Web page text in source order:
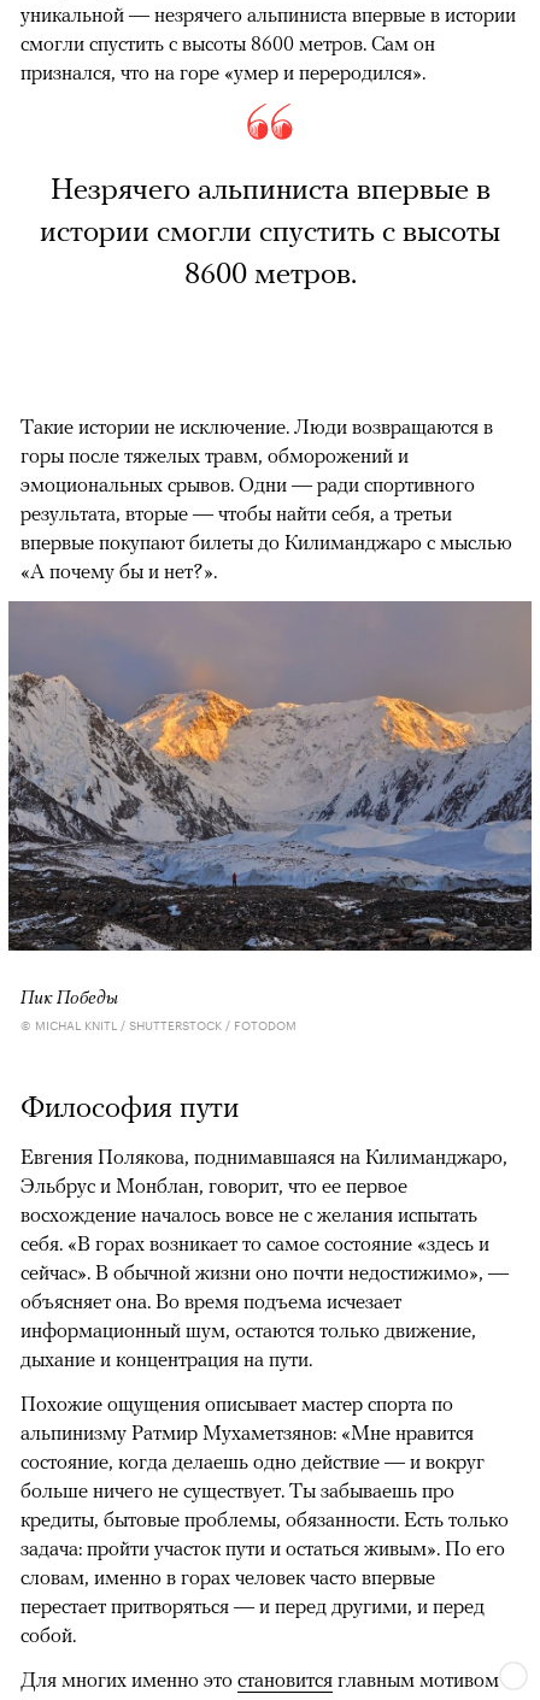
уникальной — незрячего альпиниста впервые в истории
смогли спустить с высоты 8600 метров. Сам он
признался, что на горе «умер и переродился».
Незрячего альпиниста впервые в
истории смогли спустить с высоты
8600 метров.
Такие истории не исключение. Люди возвращаются в
горы после тяжелых травм, обморожений и
эмоциональных срывов. Одни — ради спортивного
результата, вторые — чтобы найти себя, а третьи
впервые покупают билеты до Килиманджаро с мыслью
«А почему бы и нет?».
Пик Победы
© MICHAL KNITL / SHUTTERSTOCK / FOTODOM
Философия пути
Евгения Полякова, поднимавшаяся на Килиманджаро,
Эльбрус и Монблан, говорит, что ее первое
восхождение началось вовсе не с желания испытать
себя. «В горах возникает то самое состояние «здесь и
сейчас». В обычной жизни оно почти недостижимо», —
объясняет она. Во время подъема исчезает
информационный шум, остаются только движение,
дыхание и концентрация на пути.
Похожие ощущения описывает мастер спорта по
альпинизму Ратмир Мухаметзянов: «Мне нравится
состояние, когда делаешь одно действие — и вокруг
больше ничего не существует. Ты забываешь про
кредиты, бытовые проблемы, обязанности. Есть только
задача: пройти участок пути и остаться живым». По его
словам, именно в горах человек часто впервые
перестает притворяться — и перед другими, и перед
собой.
Для многих именно это становится главным мотивом